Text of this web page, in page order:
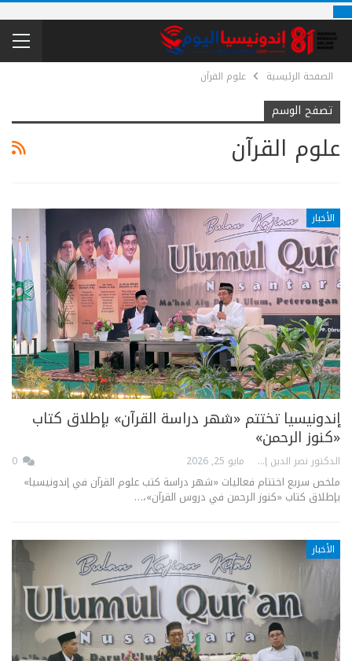
الصفحة الرئيسية علوم القرآن
تصفح الوسم
علوم القرآن
الأخبار
إندونيسيا تختتم «شهر دراسة القرآن» بإطلاق كتاب
«كنوز الرحمن»
الدكتور نصر الدين إدريس مايو 25, 2026
ملخص سريع اختتام فعاليات «شهر دراسة كتب علوم القرآن في إندونيسيا»
بإطلاق كتاب «كنوز الرحمن في دروس القرآن»،…
الأخبار